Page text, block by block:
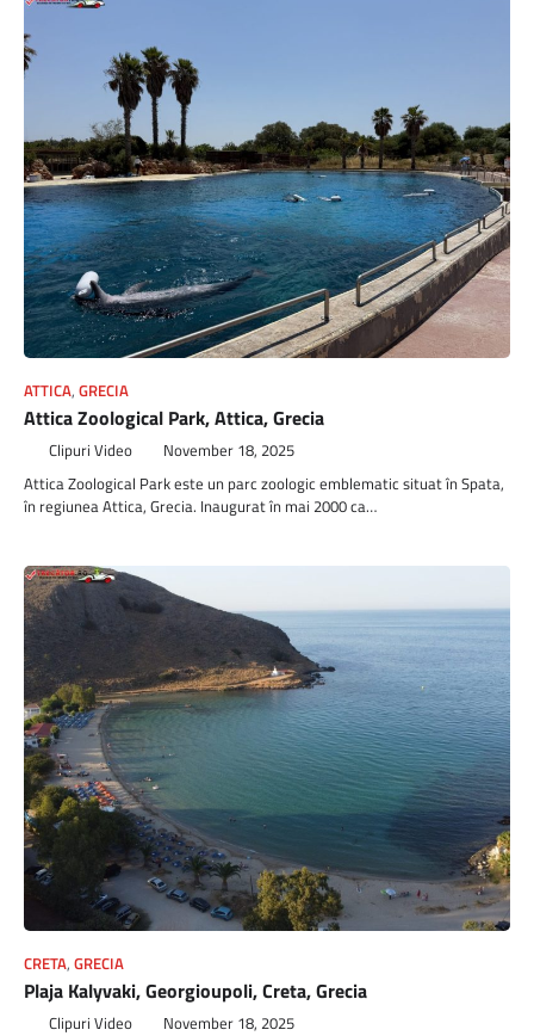
ATTICA, GRECIA
Attica Zoological Park, Attica, Grecia
Clipuri Video November 18, 2025
Attica Zoological Park este un parc zoologic emblematic situat în Spata,
în regiunea Attica, Grecia. Inaugurat în mai 2000 ca…
CRETA, GRECIA
Plaja Kalyvaki, Georgioupoli, Creta, Grecia
Clipuri Video November 18, 2025